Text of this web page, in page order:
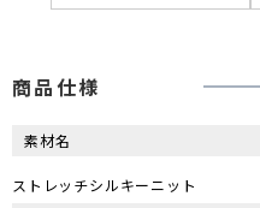
商品仕様
素材名
ストレッチシルキーニット